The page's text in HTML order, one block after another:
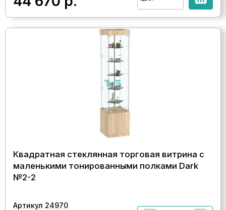
Квадратная стеклянная торговая витрина с
маленькими тонированными полками Dark
№2-2
Артикул 24970